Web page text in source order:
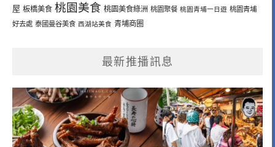
屋 板橋美食 桃園美食 桃園美食綠洲 桃園聚餐 桃園青埔一日遊 桃園青埔
好去處 泰國曼谷美食 西湖站美食 青埔商圈
最新推播訊息